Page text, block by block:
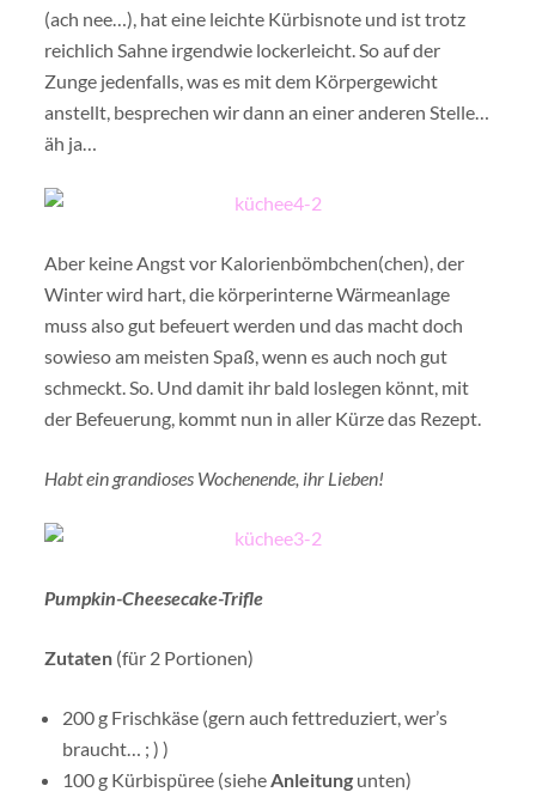
(ach nee…), hat eine leichte Kürbisnote und ist trotz
reichlich Sahne irgendwie lockerleicht. So auf der
Zunge jedenfalls, was es mit dem Körpergewicht
anstellt, besprechen wir dann an einer anderen Stelle…
äh ja…
Aber keine Angst vor Kalorienbömbchen(chen), der
Winter wird hart, die körperinterne Wärmeanlage
muss also gut befeuert werden und das macht doch
sowieso am meisten Spaß, wenn es auch noch gut
schmeckt. So. Und damit ihr bald loslegen könnt, mit
der Befeuerung, kommt nun in aller Kürze das Rezept.
Habt ein grandioses Wochenende, ihr Lieben!
Pumpkin-Cheesecake-Trifle
Zutaten (für 2 Portionen)
200 g Frischkäse (gern auch fettreduziert, wer’s
braucht… ; ) )
100 g Kürbispüree (sieheAnleitung unten)